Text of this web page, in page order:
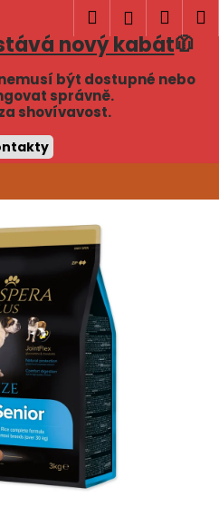
nový kabát🧥
být dostupné nebo
správně.
shovívavost.
Hledat
košík